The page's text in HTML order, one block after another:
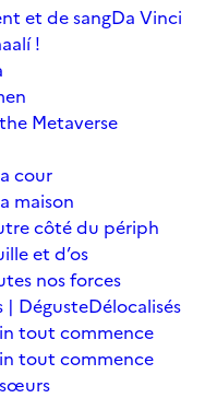
et de sangDa Vinci
!
Metaverse
cour
maison
côté du périph
et d’os
nos forces
| DégusteDélocalisés
tout commence
tout commence